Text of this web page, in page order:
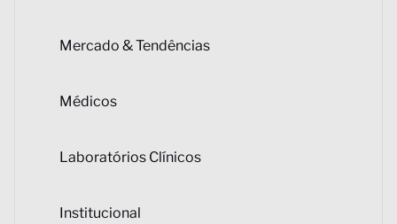
Mercado & Tendências
Médicos
Laboratórios Clínicos
Institucional